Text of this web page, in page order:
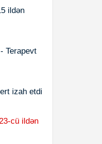
ildən
- Terapevt
izah etdi
cü ildən